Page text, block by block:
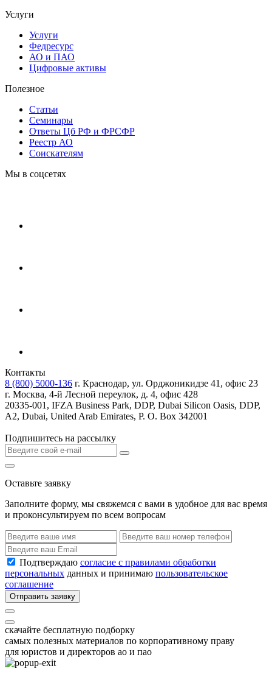
Услуги
Услуги
Федресурс
АО и ПАО
Цифровые активы
Полезное
Статьи
Cеминары
Ответы Цб РФ и ФРСФР
Реестр АО
Соискателям
Мы в соцсетях
Контакты
8 (800) 5000-136 г. Краснодар, ул. Орджоникидзе 41, офис 23
г. Москва, 4-й Лесной переулок, д. 4, офис 428
20335-001, IFZA Business Park, DDP, Dubai Silicon Oasis, DDP,
A2, Dubai, United Arab Emirates, P. O. Box 342001
Подпишитесь на рассылку
Оставьте заявку
Заполните форму, мы свяжемся с вами в удобное для вас время
и проконсультируем по всем вопросам
Подтверждаю согласие с правилами обработки
персональных данных и принимаю пользовательское
соглашение
Отправить заявку
скачайте бесплатную подборку
самых полезных материалов по корпоративному праву
для юристов и директоров ао и пао